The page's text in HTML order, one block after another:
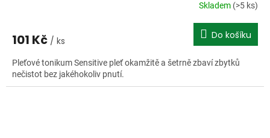
Skladem (>5 ks)
101 Kč / ks Do košíku
Pleťové tonikum Sensitive pleť okamžitě a šetrně zbaví zbytků
nečistot bez jakéhokoliv pnutí.